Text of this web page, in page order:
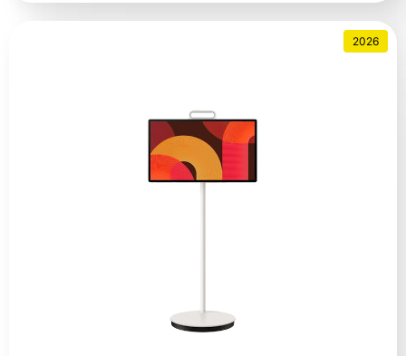
2026